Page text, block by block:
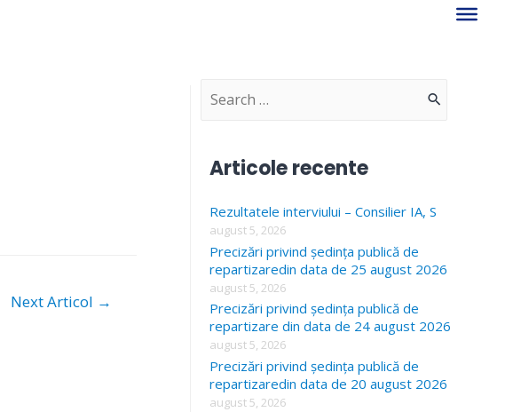
Next Articol →
S
c
h
f
o
r
:
Articole recente
Rezultatele interviului – Consilier IA, S
august 5, 2026
Precizări privind ședința publică de
repartizaredin data de 25 august 2026
august 5, 2026
Precizări privind ședința publică de
repartizare din data de 24 august 2026
august 5, 2026
Precizări privind ședința publică de
repartizaredin data de 20 august 2026
august 5, 2026